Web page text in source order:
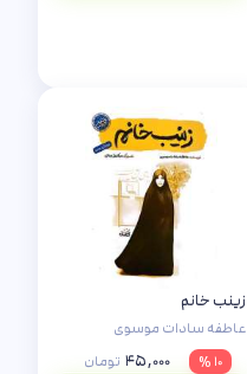
زینب خانم
عاطفه سادات موسوی
۱۰ %
۴۵,۰۰۰ تومان